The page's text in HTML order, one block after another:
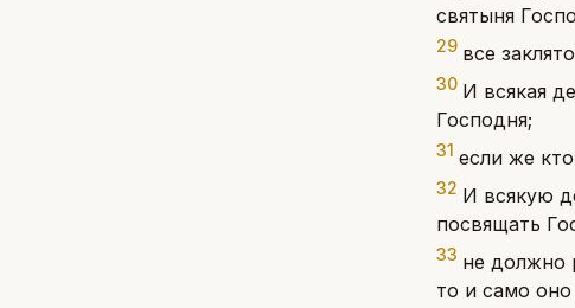
святыня
29 все
30 И всякая
Господня;
31 если же
32 И всякую
посвящать
33 не должно
то и само